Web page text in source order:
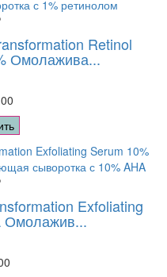
Retinol
Омолажива...
Exfoliating
Омолажив...